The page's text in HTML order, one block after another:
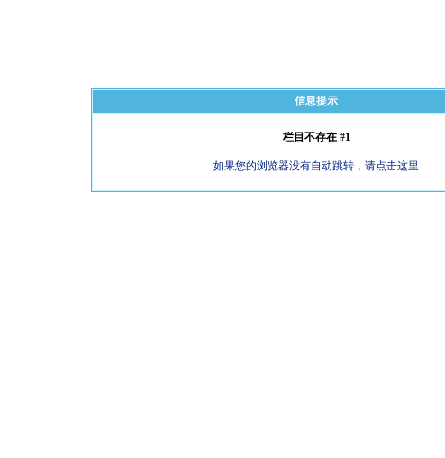
信息提示
栏目不存在 #1
如果您的浏览器没有自动跳转，请点击这里